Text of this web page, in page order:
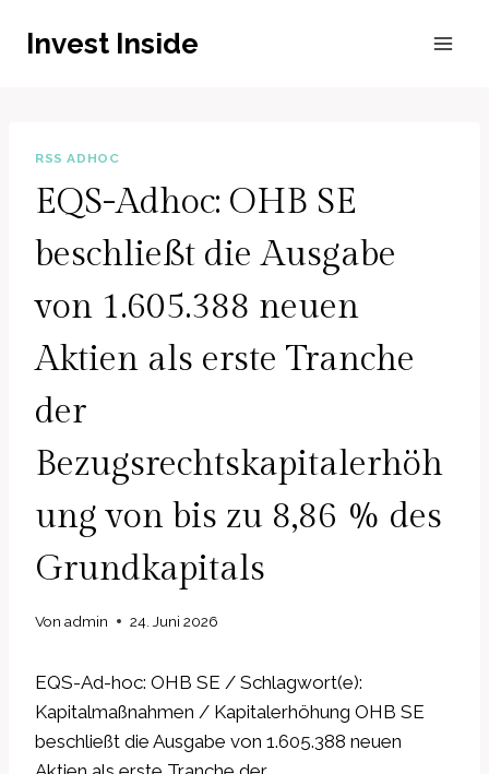
InhaltInvest Inside
RSS ADHOC
EQS-Adhoc: OHB SE
beschließt die Ausgabe
von 1.605.388 neuen
Aktien als erste Tranche
der
Bezugsrechtskapitalerhöh
ung von bis zu 8,86 % des
Grundkapitals
Von admin 24. Juni 2026
EQS-Ad-hoc: OHB SE / Schlagwort(e):
Kapitalmaßnahmen / Kapitalerhöhung OHB SE
beschließt die Ausgabe von 1.605.388 neuen